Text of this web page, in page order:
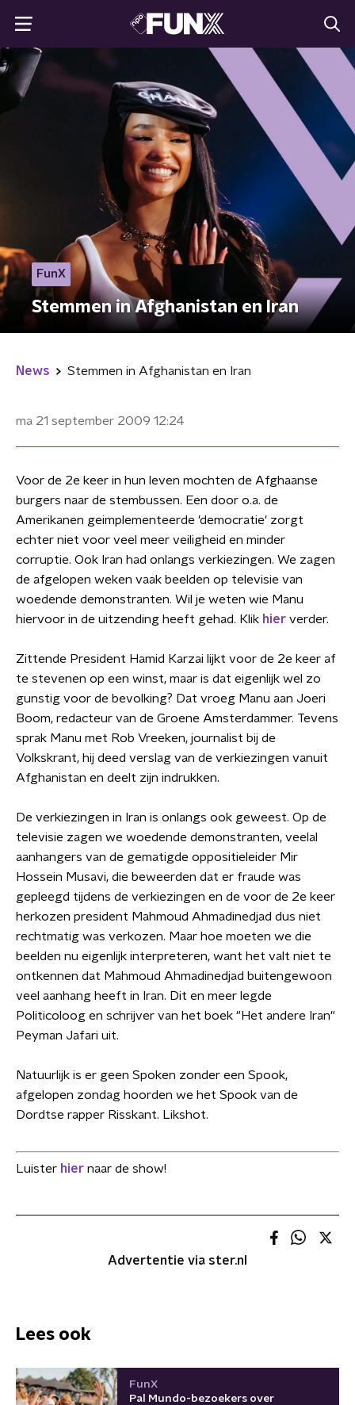
FunX
Stemmen in Afghanistan en Iran
News Stemmen in Afghanistan en Iran
ma 21 september 2009 12:24
Voor de 2e keer in hun leven mochten de Afghaanse
burgers naar de stembussen. Een door o.a. de
Amerikanen geimplementeerde 'democratie' zorgt
echter niet voor veel meer veiligheid en minder
corruptie. Ook Iran had onlangs verkiezingen. We zagen
de afgelopen weken vaak beelden op televisie van
woedende demonstranten. Wil je weten wie Manu
hiervoor in de uitzending heeft gehad. Klik hier verder.
Zittende President Hamid Karzai lijkt voor de 2e keer af
te stevenen op een winst, maar is dat eigenlijk wel zo
gunstig voor de bevolking? Dat vroeg Manu aan Joeri
Boom, redacteur van de Groene Amsterdammer. Tevens
sprak Manu met Rob Vreeken, journalist bij de
Volkskrant, hij deed verslag van de verkiezingen vanuit
Afghanistan en deelt zijn indrukken.
De verkiezingen in Iran is onlangs ook geweest. Op de
televisie zagen we woedende demonstranten, veelal
aanhangers van de gematigde oppositieleider Mir
Hossein Musavi, die beweerden dat er fraude was
gepleegd tijdens de verkiezingen en de voor de 2e keer
herkozen president Mahmoud Ahmadinedjad dus niet
rechtmatig was verkozen. Maar hoe moeten we die
beelden nu eigenlijk interpreteren, want het valt niet te
ontkennen dat Mahmoud Ahmadinedjad buitengewoon
veel aanhang heeft in Iran. Dit en meer legde
Politicoloog en schrijver van het boek "Het andere Iran"
Peyman Jafari uit.
Natuurlijk is er geen Spoken zonder een Spook,
afgelopen zondag hoorden we het Spook van de
Dordtse rapper Risskant. Likshot.
Luister hier naar de show!
Advertentie via ster.nl
Lees ook
FunX
Pal Mundo-bezoekers over